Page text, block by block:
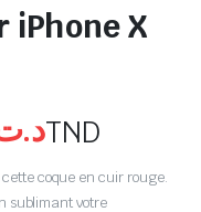
iPhone X
TND
coque en cuir rouge.
sublimant votre